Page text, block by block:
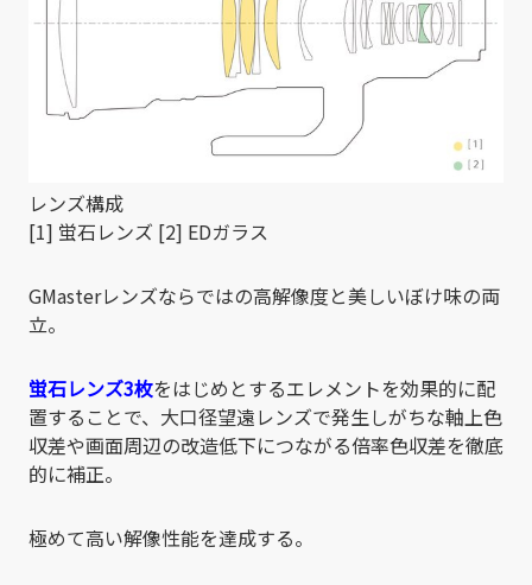
レンズ構成
[1] 蛍石レンズ [2] EDガラス
GMasterレンズならではの高解像度と美しいぼけ味の両
立。
蛍石レンズ3枚をはじめとするエレメントを効果的に配
置することで、大口径望遠レンズで発生しがちな軸上色
収差や画面周辺の改造低下につながる倍率色収差を徹底
的に補正。
極めて高い解像性能を達成する。